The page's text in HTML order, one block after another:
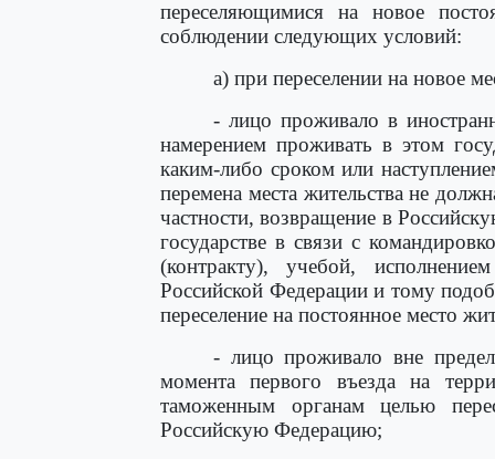
переселяющимися на новое
соблюдении следующих условий:
а) при переселении на новое
- лицо проживало в
намерением проживать в этом
каким-либо сроком или
перемена места жительства не
частности, возвращение в
государстве в связи с
(контракту), учебой,
Российской Федерации и тому
переселение на постоянное место
- лицо проживало вне
момента первого въезда на
таможенным органам целью
Российскую Федерацию;